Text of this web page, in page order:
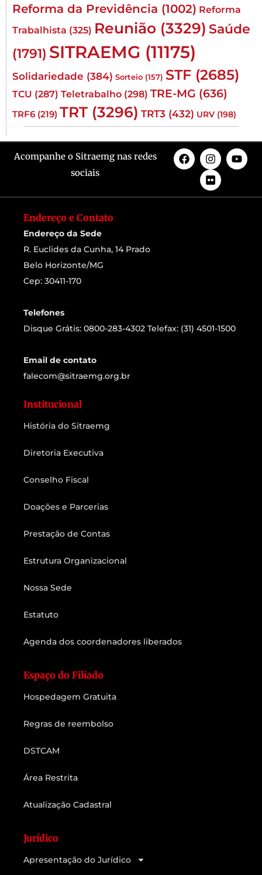
Reforma da Previdência (1002) Reforma
Trabalhista (325) Reunião (3329) Saúde
(1791) SITRAEMG (11175)
Solidariedade (384) Sorteio (157) STF (2685)
TCU (287) Teletrabalho (298) TRE-MG (636)
TRF6 (219) TRT (3296) TRT3 (432) URV (198)
Acompanhe o Sitraemg nas redes
sociais
Endereço e Contato
Endereço da Sede
R. Euclides da Cunha, 14 Prado
Belo Horizonte/MG
Cep: 30411-170
Telefones
Disque Grátis: 0800-283-4302 Telefax: (31) 4501-1500
Email de contato
falecom@sitraemg.org.br
Institucional
História do Sitraemg
Diretoria Executiva
Conselho Fiscal
Doações e Parcerias
Prestação de Contas
Estrutura Organizacional
Nossa Sede
Estatuto
Agenda dos coordenadores liberados
Espaço do Filiado
Hospedagem Gratuita
Regras de reembolso
DSTCAM
Área Restrita
Atualização Cadastral
Jurídico
Apresentação do Jurídico